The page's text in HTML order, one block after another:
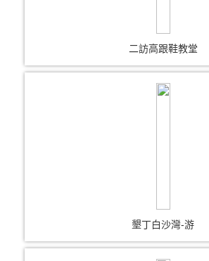
二訪高跟鞋教堂
墾丁白沙灣-游